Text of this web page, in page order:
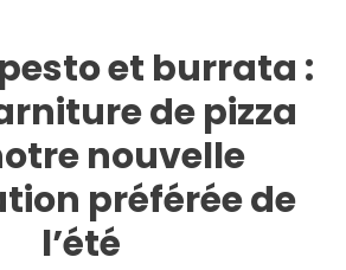
et burrata :
de pizza
nouvelle
préférée de
l’été